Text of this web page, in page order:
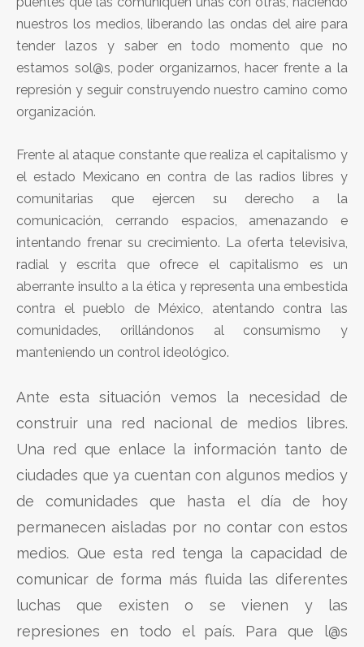
nuestros los medios, liberando las ondas del aire para
tender lazos y saber en todo momento que no
estamos sol@s, poder organizarnos, hacer frente a la
represión y seguir construyendo nuestro camino como
organización.
Frente al ataque constante que realiza el capitalismo y
el estado Mexicano en contra de las radios libres y
comunitarias que ejercen su derecho a la
comunicación, cerrando espacios, amenazando e
intentando frenar su crecimiento. La oferta televisiva,
radial y escrita que ofrece el capitalismo es un
aberrante insulto a la ética y representa una embestida
contra el pueblo de México, atentando contra las
comunidades, orillándonos al consumismo y
manteniendo un control ideológico.
Ante esta situación vemos la necesidad de
construir una red nacional de medios libres.
Una red que enlace la información tanto de
ciudades que ya cuentan con algunos medios y
de comunidades que hasta el día de hoy
permanecen aisladas por no contar con estos
medios. Que esta red tenga la capacidad de
comunicar de forma más fluida las diferentes
luchas que existen o se vienen y las
represiones en todo el país. Para que l@s